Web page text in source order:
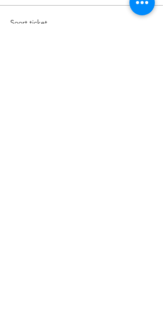
Soort ticket